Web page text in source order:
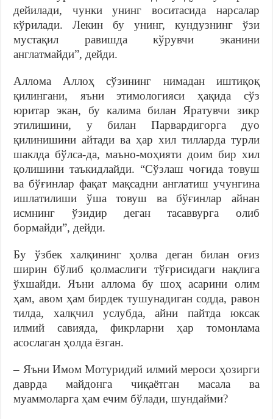
дейилади, чунки унинг воситасида нарсалар
кўрилади. Лекин бу унинг, кундузнинг ўзи
мустақил равишда кўрувчи эканини
англатмайди”, дейди.
Аллома Аллоҳ сўзининг нимадан иштиқоқ
қилингани, яъни этимологияси ҳақида сўз
юритар экан, бу калима билан Яратувчи зикр
этилишини, у билан Парвардигорга дуо
қилинишини айтади ва ҳар хил тилларда турли
шаклда бўлса-да, маъно-моҳияти доим бир хил
қолишини таъкидлайди. “Сўзлаш чоғида товуш
ва бўғинлар фақат мақсадни англатиш учунгина
ишлатилиши ўша товуш ва бўғинлар айнан
исмнинг ўзидир деган тасаввурга олиб
бормайди”, дейди.
Бу ўзбек халқининг ҳолва деган билан оғиз
ширин бўлиб қолмаслиги тўғрисидаги нақлига
ўхшайди. Яъни аллома бу шоҳ асарини олим
ҳам, авом ҳам бирдек тушунадиган содда, равон
тилда, халқчил услубда, айни пайтда юксак
илмий савияда, фикрларни ҳар томонлама
асослаган ҳолда ёзган.
– Яъни Имом Мотуридий илмий мероси ҳозирги
даврда майдонга чиқаётган масала ва
муаммоларга ҳам ечим бўлади, шундайми?